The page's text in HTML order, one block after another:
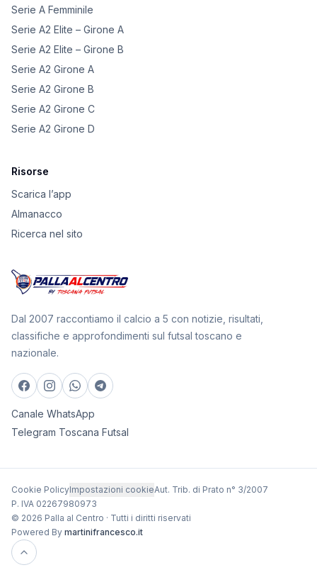
Serie A Femminile
Serie A2 Elite – Girone A
Serie A2 Elite – Girone B
Serie A2 Girone A
Serie A2 Girone B
Serie A2 Girone C
Serie A2 Girone D
Risorse
Scarica l’app
Almanacco
Ricerca nel sito
Dal 2007 raccontiamo il calcio a 5 con notizie, risultati,
classifiche e approfondimenti sul futsal toscano e
nazionale.
Canale WhatsApp
Telegram Toscana Futsal
Cookie PolicyImpostazioni cookieAut. Trib. di Prato n° 3/2007
P. IVA 02267980973
© 2026 Palla al Centro · Tutti i diritti riservati
Powered By martinifrancesco.it